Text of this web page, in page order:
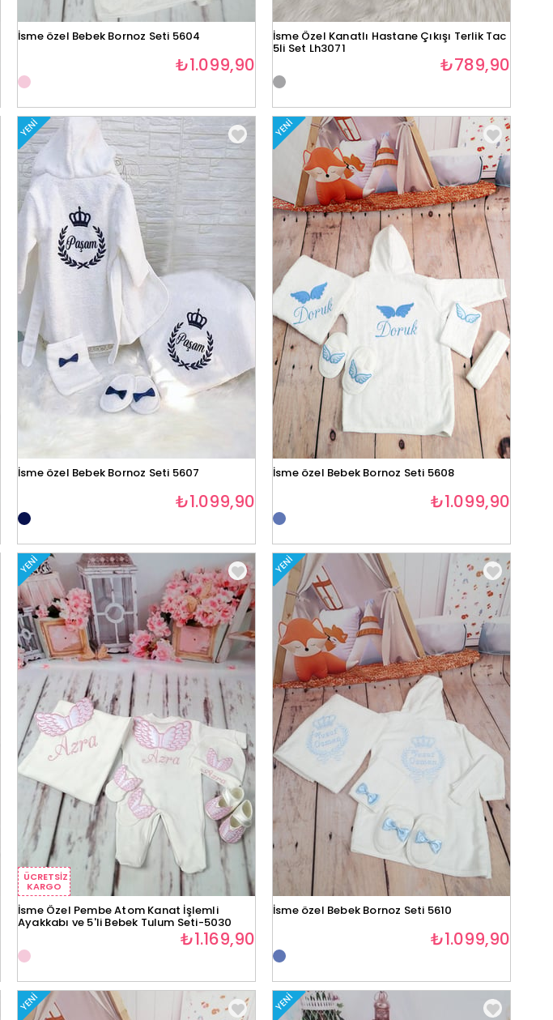
İsme özel Bebek Bornoz Seti 5604
₺1.099,90
İsme Özel Kanatlı Hastane Çıkışı Terlik Tac
5li Set Lh3071
₺789,90
YENI
İsme özel Bebek Bornoz Seti 5607
₺1.099,90
YENI
İsme özel Bebek Bornoz Seti 5608
₺1.099,90
ÜCRETSIZ
KARGO
YENI
İsme Özel Pembe Atom Kanat İşlemli
Ayakkabı ve 5'li Bebek Tulum Seti-5030
₺1.169,90
YENI
İsme özel Bebek Bornoz Seti 5610
₺1.099,90
YENI YENI